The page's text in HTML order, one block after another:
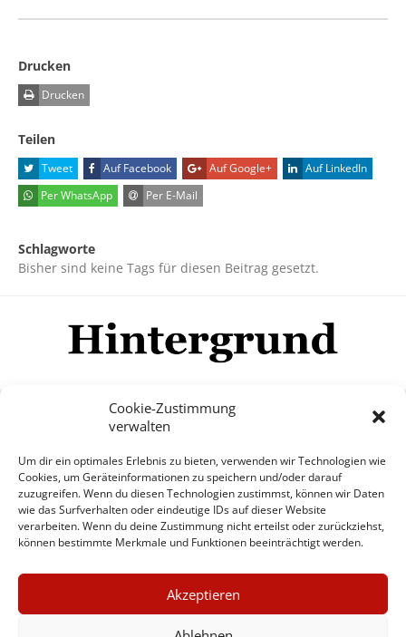
Cookie-Zustimmung
verwalten
Um dir ein optimales Erlebnis zu bieten, verwenden wir Technologien wie
Cookies, um Geräteinformationen zu speichern und/oder darauf
zuzugreifen. Wenn du diesen Technologien zustimmst, können wir Daten
wie das Surfverhalten oder eindeutige IDs auf dieser Website
verarbeiten. Wenn du deine Zustimmung nicht erteilst oder zurückziehst,
können bestimmte Merkmale und Funktionen beeinträchtigt werden.
Akzeptieren
Drucken
Drucken
Teilen
Tweet Auf Facebook Auf Google+
Auf LinkedIn
Per WhatsApp
Per E-Mail
Schlagworte
Bisher sind keine Tags für diesen Beitrag gesetzt.
Mehr
© Copyright Hintergrund.de, 2015 - 2026
Zum Newsletter jetzt kostenlos
anmelden
erscheint ca. alle 4 Wochen
×